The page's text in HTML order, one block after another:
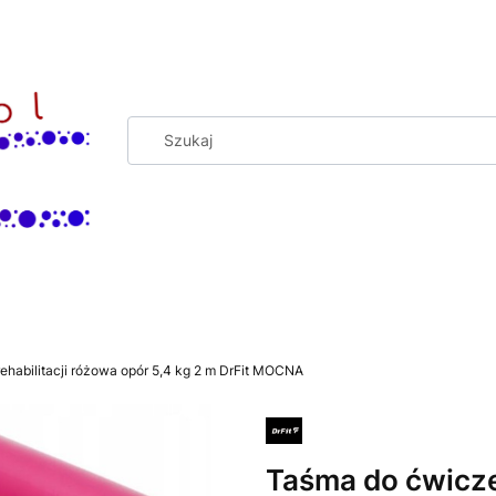
różowa opór 5,4 kg 2 m DrFit MOCNA
Taśma do